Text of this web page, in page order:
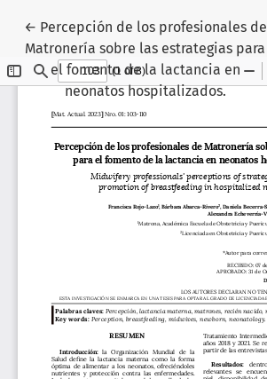
← Volver a los detalles del artículo
Percepción de los profesionales de
Matronería sobre las estrategias para
el fomento de la lactancia en
neonatos hospitalizados.